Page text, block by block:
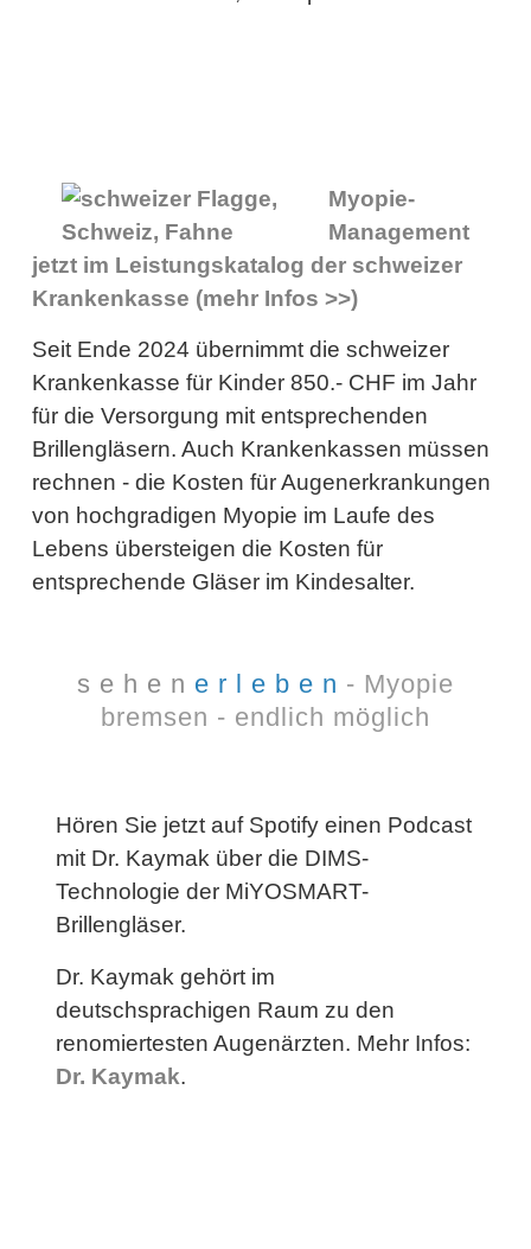
Myopie-
Management
jetzt im Leistungskatalog der schweizer
Krankenkasse (mehr Infos >>)
Seit Ende 2024 übernimmt die schweizer
Krankenkasse für Kinder 850.- CHF im Jahr
für die Versorgung mit entsprechenden
Brillengläsern. Auch Krankenkassen müssen
rechnen - die Kosten für Augenerkrankungen
von hochgradigen Myopie im Laufe des
Lebens übersteigen die Kosten für
entsprechende Gläser im Kindesalter.
s e h e n e r l e b e n - Myopie
bremsen - endlich möglich
Hören Sie jetzt auf Spotify einen Podcast
mit Dr. Kaymak über die DIMS-
Technologie der MiYOSMART-
Brillengläser.
Dr. Kaymak gehört im
deutschsprachigen Raum zu den
renomiertesten Augenärzten. Mehr Infos:
Dr. Kaymak.